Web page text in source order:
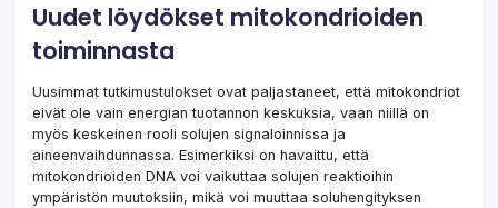
Uudet löydökset mitokondrioiden
toiminnasta
Uusimmat tutkimustulokset ovat paljastaneet, että mitokondriot
eivät ole vain energian tuotannon keskuksia, vaan niillä on
myös keskeinen rooli solujen signaloinnissa ja
aineenvaihdunnassa. Esimerkiksi on havaittu, että
mitokondrioiden DNA voi vaikuttaa solujen reaktioihin
ympäristön muutoksiin, mikä voi muuttaa soluhengityksen